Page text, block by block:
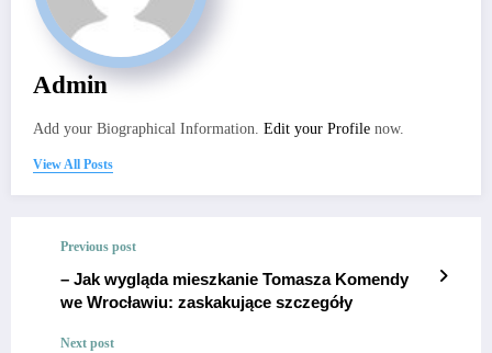
Admin
Add your Biographical Information. Edit your Profile now.
View All Posts
Previous post
– Jak wygląda mieszkanie Tomasza Komendy
we Wrocławiu: zaskakujące szczegóły
Next post